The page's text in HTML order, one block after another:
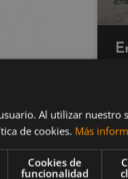
Al utilizar nuestro
de cookies. Más
Cookies de
funcionalidad